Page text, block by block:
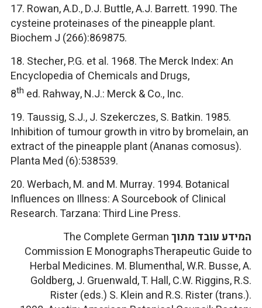
17. Rowan, A.D., D.J. Buttle, A.J. Barrett. 1990. The
cysteine proteinases of the pineapple plant.
Biochem J (266):869875.
18. Stecher, P.G. et al. 1968. The Merck Index: An
Encyclopedia of Chemicals and Drugs,
8th ed. Rahway, N.J.: Merck & Co., Inc.
19. Taussig, S.J., J. Szekerczes, S. Batkin. 1985.
Inhibition of tumour growth in vitro by bromelain, an
extract of the pineapple plant (Ananas comosus).
Planta Med (6):538539.
20.Werbach, M. and M. Murray. 1994. Botanical
Influences on Illness: A Sourcebook of Clinical
Research. Tarzana: Third Line Press.
המידע עובד מתוךThe Complete German
Commission E MonographsTherapeutic Guide to
Herbal Medicines. M. Blumenthal, W.R. Busse, A.
Goldberg, J. Gruenwald, T. Hall, C.W. Riggins, R.S.
Rister (eds.) S. Klein and R.S. Rister (trans.).